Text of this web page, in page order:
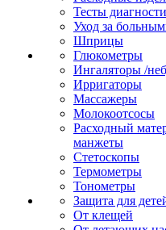
Тесты
Уход за
Шприцы
Глюкометры
Ингаляторы /
Ирригаторы
Массажеры
Молокоотсосы
Расходный
манжеты
Стетоскопы
Термометры
Тонометры
Защита для
От клещей